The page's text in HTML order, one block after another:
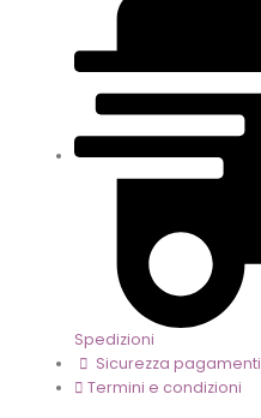
Spedizioni
Sicurezza pagamenti
Termini e condizioni